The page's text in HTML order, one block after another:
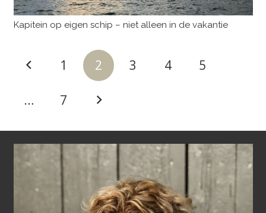
Kapitein op eigen schip – niet alleen in de vakantie
1 2 3 4 5
… 7